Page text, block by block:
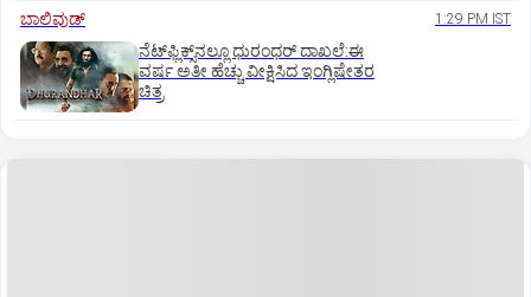
ಬಾಲಿವುಡ್‌ 1:29 PM IST
ನೆಟ್‌ಫ್ಲಿಕ್ಸ್‌ನಲ್ಲೂ ಧುರಂಧರ್‌ ದಾಖಲೆ:ಈ
ವರ್ಷ ಅತೀ ಹೆಚ್ಚು ವೀಕ್ಷಿಸಿದ ಇಂಗ್ಲಿಷೇತರ
ಚಿತ್ರ